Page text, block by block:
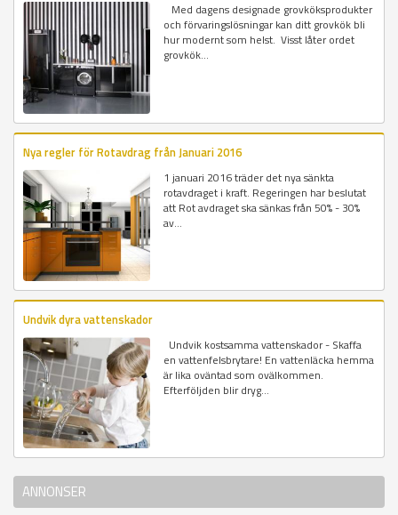
Med dagens designade grovköksprodukter
och förvaringslösningar kan ditt grovkök bli
hur modernt som helst. Visst låter ordet
grovkök...
Nya regler för Rotavdrag från Januari 2016
1 januari 2016 träder det nya sänkta
rotavdraget i kraft. Regeringen har beslutat
att Rot avdraget ska sänkas från 50% - 30%
av...
Undvik dyra vattenskador
Undvik kostsamma vattenskador - Skaffa
en vattenfelsbrytare! En vattenläcka hemma
är lika oväntad som ovälkommen.
Efterföljden blir dryg...
ANNONSER